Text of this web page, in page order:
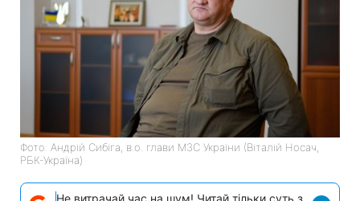
Фото: Андрій Сибіга, в.о. глави МЗС України (Віталій Носач,
РБК-Україна)
Не витрачай час на шум! Читай тільки суть з